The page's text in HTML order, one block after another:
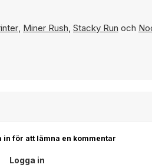
, Miner Rush, Stacky Run och
för att lämna en kommentar
Logga in